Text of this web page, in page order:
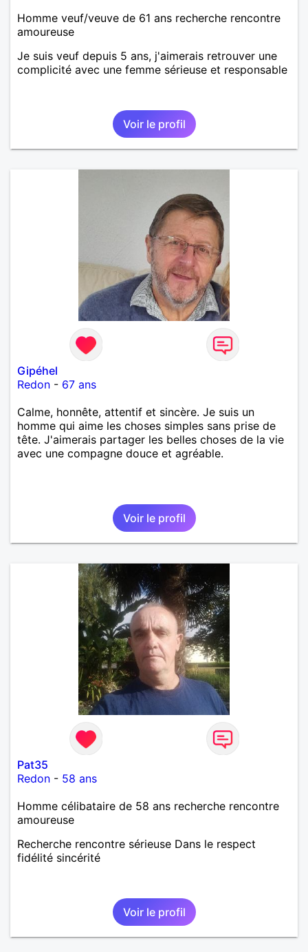
Homme veuf/veuve de 61 ans recherche rencontre
amoureuse
Je suis veuf depuis 5 ans, j'aimerais retrouver une
complicité avec une femme sérieuse et responsable
Voir le profil
Gipéhel
Redon - 67 ans
Calme, honnête, attentif et sincère. Je suis un
homme qui aime les choses simples sans prise de
tête. J'aimerais partager les belles choses de la vie
avec une compagne douce et agréable.
Voir le profil
Pat35
Redon - 58 ans
Homme célibataire de 58 ans recherche rencontre
amoureuse
Recherche rencontre sérieuse Dans le respect
fidélité sincérité
Voir le profil